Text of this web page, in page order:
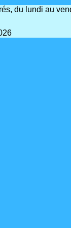
du lundi au